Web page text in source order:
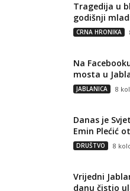
Tragedija u
godišnji
CRNA HRONIKA
Na
mosta u
JABLANICA 8
Danas je
Emin Plećić
DRUŠTVO 8
Vrijedni
danu čistio